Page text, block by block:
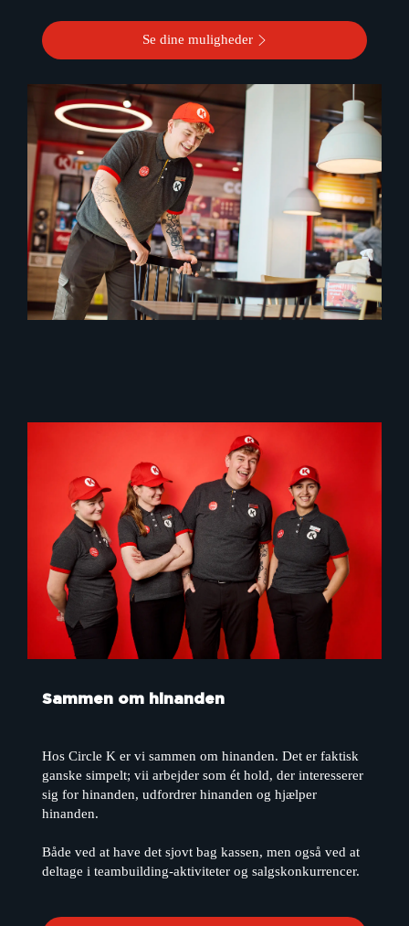
Se dine muligheder
Sammen om hinanden
Hos Circle K er vi sammen om hinanden. Det er faktisk
ganske simpelt; vii arbejder som ét hold, der interesserer
sig for hinanden, udfordrer hinanden og hjælper
hinanden.
Både ved at have det sjovt bag kassen, men også ved at
deltage i teambuilding-aktiviteter og salgskonkurrencer.